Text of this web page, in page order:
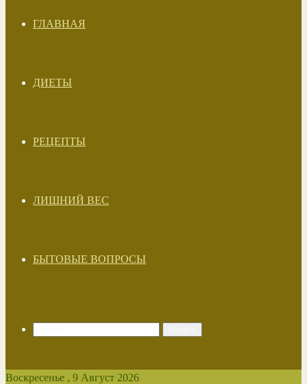
ГЛАВНАЯ
ДИЕТЫ
РЕЦЕПТЫ
ЛИШНИЙ ВЕС
БЫТОВЫЕ ВОПРОСЫ
Воскресенье , 9 Август 2026